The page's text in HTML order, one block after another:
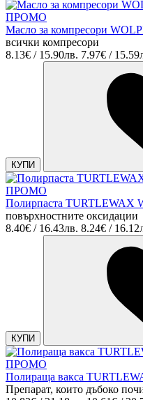
ПРОМО
Масло за компресори
всички компресори
8.13€ / 15.90лв. 7.97€ /
КУПИ
ПРОМО
Полирпаста TURTLEWAX
повърхностните оксидации
8.40€ / 16.43лв. 8.24€ /
КУПИ
ПРОМО
Полираща вакса
Препарат, които дъбоко